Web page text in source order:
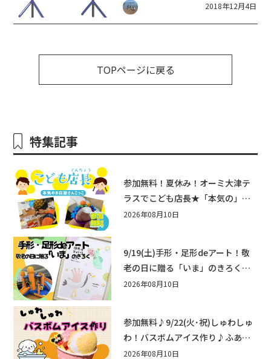
2018年12月4日
TOPページに戻る
特集記事
参加無料！夏休み！オーミ大津テ
ラスでこども店長★「本気の」お
店屋さんごっこ8/22(土)開催！&ワ
2026年08月10日
9/19(土)手形・足形deアート！敬
老の日に贈る「いま」のきろく♪
他にもふあふあ遊具などお楽しみ
2026年08月10日
参加無料♪9/22(火･祝)しゅわしゅ
わ！バスボムアイス作り♪ふあふ
あ遊具もあるよ！in近江八幡
2026年08月10日